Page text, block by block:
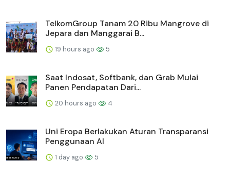
TelkomGroup Tanam 20 Ribu Mangrove di
Jepara dan Manggarai B...
19 hours ago 5
Saat Indosat, Softbank, dan Grab Mulai
Panen Pendapatan Dari...
20 hours ago 4
Uni Eropa Berlakukan Aturan Transparansi
Penggunaan AI
1 day ago 5